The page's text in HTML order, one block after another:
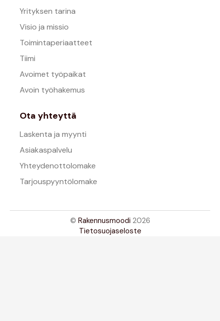
Yrityksen tarina
Visio ja missio
Toimintaperiaatteet
Tiimi
Avoimet työpaikat
Avoin työhakemus
Ota yhteyttä
Laskenta ja myynti
Asiakaspalvelu
Yhteydenottolomake
Tarjouspyyntölomake
© Rakennusmoodi 2026
Tietosuojaseloste